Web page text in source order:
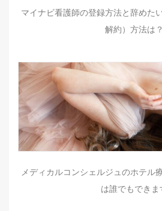
マイナビ看護師の登録方法と辞めた
解約）方法は？
メディカルコンシェルジュのホテル
は誰でもできま